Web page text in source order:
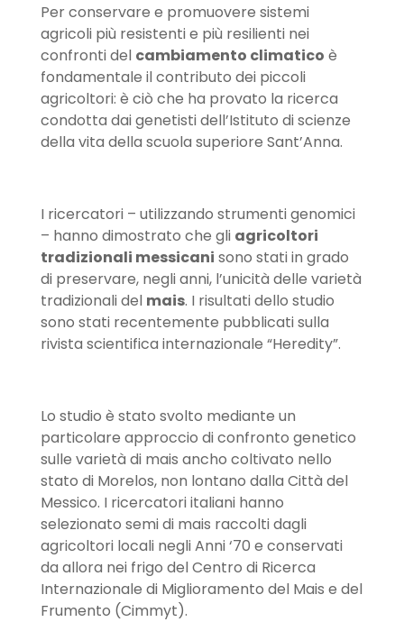
Per conservare e promuovere sistemi
agricoli più resistenti e più resilienti nei
confronti del cambiamento climatico è
fondamentale il contributo dei piccoli
agricoltori: è ciò che ha provato la ricerca
condotta dai genetisti dell’Istituto di scienze
della vita della scuola superiore Sant’Anna.
I ricercatori – utilizzando strumenti genomici
– hanno dimostrato che gli agricoltori
tradizionali messicani sono stati in grado
di preservare, negli anni, l’unicità delle varietà
tradizionali del mais. I risultati dello studio
sono stati recentemente pubblicati sulla
rivista scientifica internazionale “Heredity”.
Lo studio è stato svolto mediante un
particolare approccio di confronto genetico
sulle varietà di mais ancho coltivato nello
stato di Morelos, non lontano dalla Città del
Messico. I ricercatori italiani hanno
selezionato semi di mais raccolti dagli
agricoltori locali negli Anni ‘70 e conservati
da allora nei frigo del Centro di Ricerca
Internazionale di Miglioramento del Mais e del
Frumento (Cimmyt).